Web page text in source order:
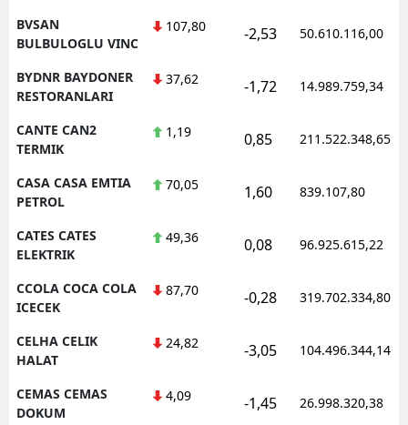
BVSAN
BULBULOGLU VINC
107,80 -2,53 50.610.116,00
BYDNR BAYDONER
RESTORANLARI
37,62 -1,72 14.989.759,34
CANTE CAN2
TERMIK
1,19 0,85 211.522.348,65
CASA CASA EMTIA
PETROL
70,05 1,60 839.107,80
CATES CATES
ELEKTRIK
49,36 0,08 96.925.615,22
CCOLA COCA COLA
ICECEK
87,70 -0,28 319.702.334,80
CELHA CELIK
HALAT
24,82 -3,05 104.496.344,14
CEMAS CEMAS
DOKUM
4,09 -1,45 26.998.320,38